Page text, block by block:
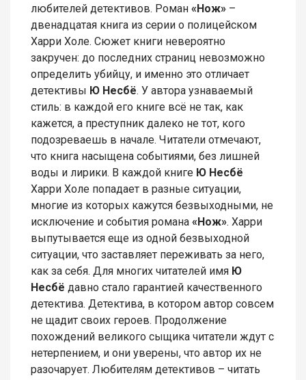
любителей детективов. Роман «Нож» –
двенадцатая книга из серии о полицейском
Харри Холе. Сюжет книги невероятно
закручен: до последних страниц невозможно
определить убийцу, и именно это отличает
детективы Ю Несбё. У автора узнаваемый
стиль: в каждой его книге всё не так, как
кажется, а преступник далеко не тот, кого
подозреваешь в начале. Читатели отмечают,
что книга насыщена событиями, без лишней
воды и лирики. В каждой книге Ю Несбё
Харри Холе попадает в разные ситуации,
многие из которых кажутся безвыходными, не
исключение и события романа «Нож». Харри
выпутывается еще из одной безвыходной
ситуации, что заставляет переживать за него,
как за себя. Для многих читателей имя Ю
Несбё давно стало гарантией качественного
детектива. Детектива, в котором автор совсем
не щадит своих героев. Продолжение
похождений великого сыщика читатели ждут с
нетерпением, и они уверены, что автор их не
разочарует. Любителям детективов – читать